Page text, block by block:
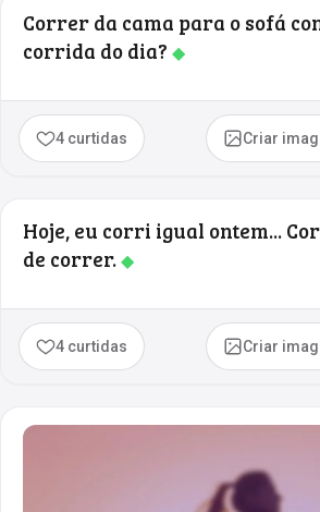
Correr da cama para o sofá
corrida do dia? ◆
4 curtidas Criar
Hoje, eu corri igual ontem...
de correr.◆
4 curtidas Criar